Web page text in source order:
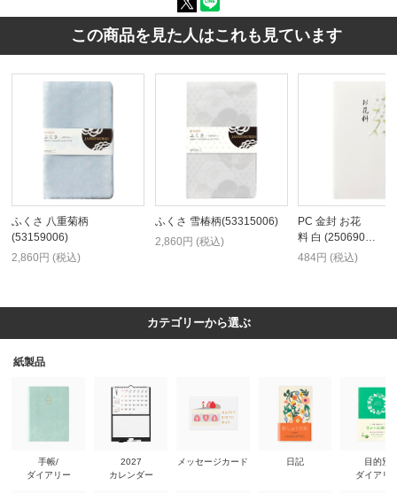
この商品を見た人はこれも見ています
ふくさ 八重菊柄
(53159006)
2,860円 (税込)
ふくさ 雪椿柄(53315006)
2,860円 (税込)
PC 金封 お花
料 白 (250690…
484円 (税込)
カテゴリーから選ぶ
紙製品
手帳/
ダイアリー
2027
カレンダー
メッセージカード 日記
目的別
ダイアリ